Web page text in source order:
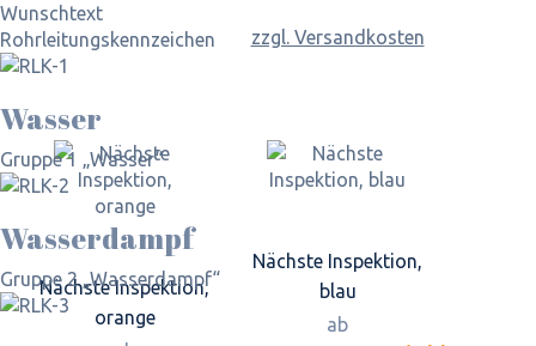
Wunschtext
Rohrleitungskennzeichen
Wasser
Gruppe 1 „Wasser“
Wasserdampf
Gruppe 2 „Wasserdampf“
zzgl. Versandkosten
Nächste Inspektion,
orange
Nächste Inspektion,
blau
ab